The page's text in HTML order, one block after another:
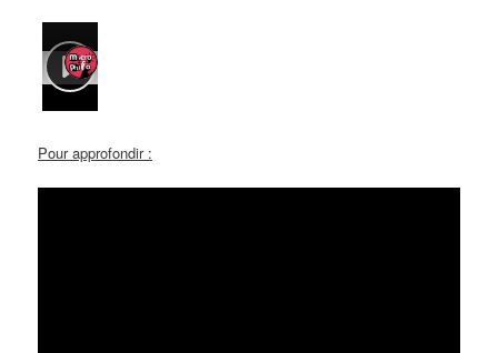
Pour approfondir :